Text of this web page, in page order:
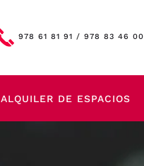
978 61 81 91 / 978 83 46 00
ALQUILER DE ESPACIOS